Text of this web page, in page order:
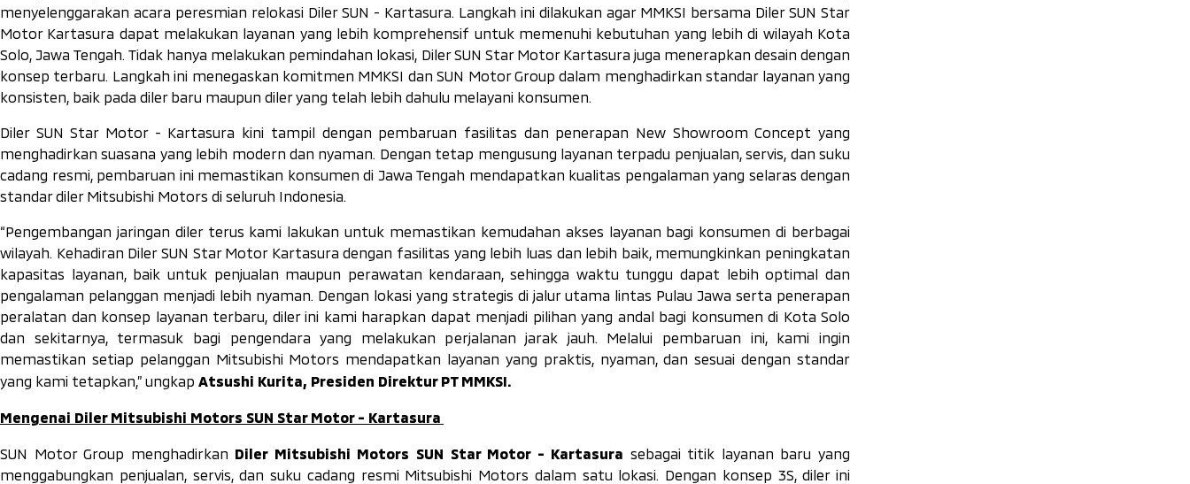
menyelenggarakan acara peresmian relokasi Diler SUN - Kartasura. Langkah ini dilakukan agar MMKSI bersama Diler SUN Star
Motor Kartasura dapat melakukan layanan yang lebih komprehensif untuk memenuhi kebutuhan yang lebih di wilayah Kota
Solo, Jawa Tengah. Tidak hanya melakukan pemindahan lokasi, Diler SUN Star Motor Kartasura juga menerapkan desain dengan
konsep terbaru. Langkah ini menegaskan komitmen MMKSI dan SUN Motor Group dalam menghadirkan standar layanan yang
konsisten, baik pada diler baru maupun diler yang telah lebih dahulu melayani konsumen.
Diler SUN Star Motor - Kartasura kini tampil dengan pembaruan fasilitas dan penerapan New Showroom Concept yang
menghadirkan suasana yang lebih modern dan nyaman. Dengan tetap mengusung layanan terpadu penjualan, servis, dan suku
cadang resmi, pembaruan ini memastikan konsumen di Jawa Tengah mendapatkan kualitas pengalaman yang selaras dengan
standar diler Mitsubishi Motors di seluruh Indonesia.
“Pengembangan jaringan diler terus kami lakukan untuk memastikan kemudahan akses layanan bagi konsumen di berbagai
wilayah. Kehadiran Diler SUN Star Motor Kartasura dengan fasilitas yang lebih luas dan lebih baik, memungkinkan peningkatan
kapasitas layanan, baik untuk penjualan maupun perawatan kendaraan, sehingga waktu tunggu dapat lebih optimal dan
pengalaman pelanggan menjadi lebih nyaman. Dengan lokasi yang strategis di jalur utama lintas Pulau Jawa serta penerapan
peralatan dan konsep layanan terbaru, diler ini kami harapkan dapat menjadi pilihan yang andal bagi konsumen di Kota Solo
dan sekitarnya, termasuk bagi pengendara yang melakukan perjalanan jarak jauh. Melalui pembaruan ini, kami ingin
memastikan setiap pelanggan Mitsubishi Motors mendapatkan layanan yang praktis, nyaman, dan sesuai dengan standar
yang kami tetapkan,” ungkap Atsushi Kurita, Presiden Direktur PT MMKSI.
Mengenai Diler Mitsubishi Motors SUN Star Motor - Kartasura
SUN Motor Group menghadirkan Diler Mitsubishi Motors SUN Star Motor - Kartasura sebagai titik layanan baru yang
menggabungkan penjualan, servis, dan suku cadang resmi Mitsubishi Motors dalam satu lokasi. Dengan konsep 3S, diler ini